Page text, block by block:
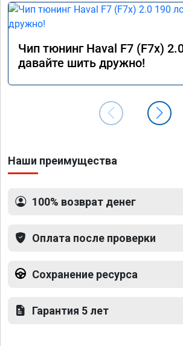
Чип тюнинг Haval F7 (F7x)
давайте шить дружно!
Наши преимущества
100% возврат денег
Оплата после проверки
Сохранение ресурса
Гарантия 5 лет